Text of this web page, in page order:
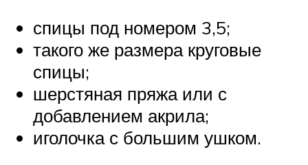
спицы под номером 3,5;
такого же размера круговые
спицы;
шерстяная пряжа или с
добавлением акрила;
иголочка с большим ушком.